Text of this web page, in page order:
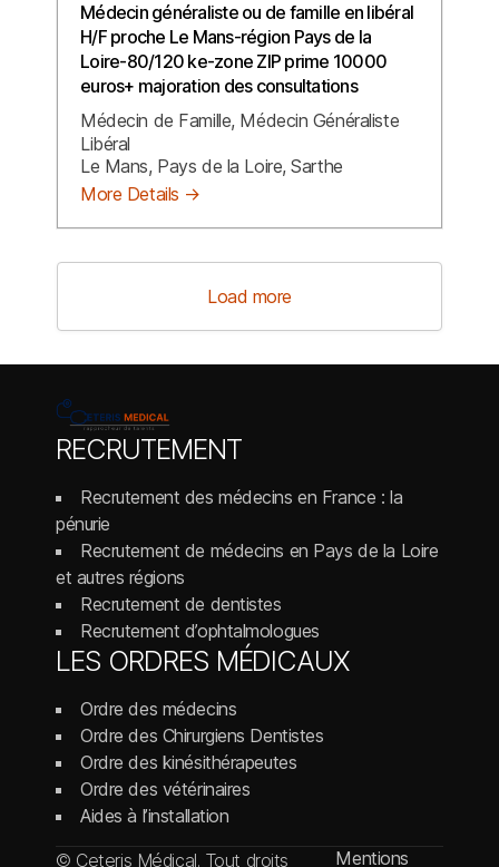
Médecin généraliste ou de famille en libéral
H/F proche Le Mans-région Pays de la
Loire-80/120 ke-zone ZIP prime 10000
euros+ majoration des consultations
Médecin de Famille Médecin Généraliste
Libéral
Le Mans Pays de la Loire Sarthe
More Details
Load more
RECRUTEMENT
Recrutement des médecins en France : la
pénurie
Recrutement de médecins en Pays de la Loire
et autres régions
Recrutement de dentistes
Recrutement d’ophtalmologues
LES ORDRES MÉDICAUX
Ordre des médecins
Ordre des Chirurgiens Dentistes
Ordre des kinésithérapeutes
Ordre des vétérinaires
Aides à l’installation
© Ceteris Médical. Tout droits Mentions